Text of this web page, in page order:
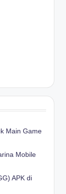
Main Game
Mobile
APK di